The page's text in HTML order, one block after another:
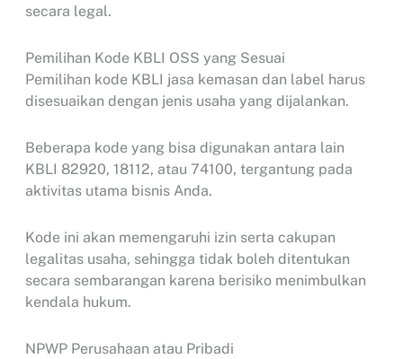
secara legal.
Pemilihan Kode KBLI OSS yang Sesuai
Pemilihan kode KBLI jasa kemasan dan label harus
disesuaikan dengan jenis usaha yang dijalankan.
Beberapa kode yang bisa digunakan antara lain
KBLI 82920, 18112, atau 74100, tergantung pada
aktivitas utama bisnis Anda.
Kode ini akan memengaruhi izin serta cakupan
legalitas usaha, sehingga tidak boleh ditentukan
secara sembarangan karena berisiko menimbulkan
kendala hukum.
NPWP Perusahaan atau Pribadi